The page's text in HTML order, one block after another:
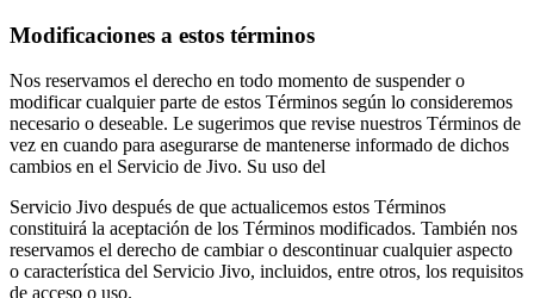
Modificaciones a estos términos
Nos reservamos el derecho en todo momento de suspender o
modificar cualquier parte de estos Términos según lo consideremos
necesario o deseable. Le sugerimos que revise nuestros Términos de
vez en cuando para asegurarse de mantenerse informado de dichos
cambios en el Servicio de Jivo. Su uso del
Servicio Jivo después de que actualicemos estos Términos
constituirá la aceptación de los Términos modificados. También nos
reservamos el derecho de cambiar o descontinuar cualquier aspecto
o característica del Servicio Jivo, incluidos, entre otros, los requisitos
de acceso o uso.